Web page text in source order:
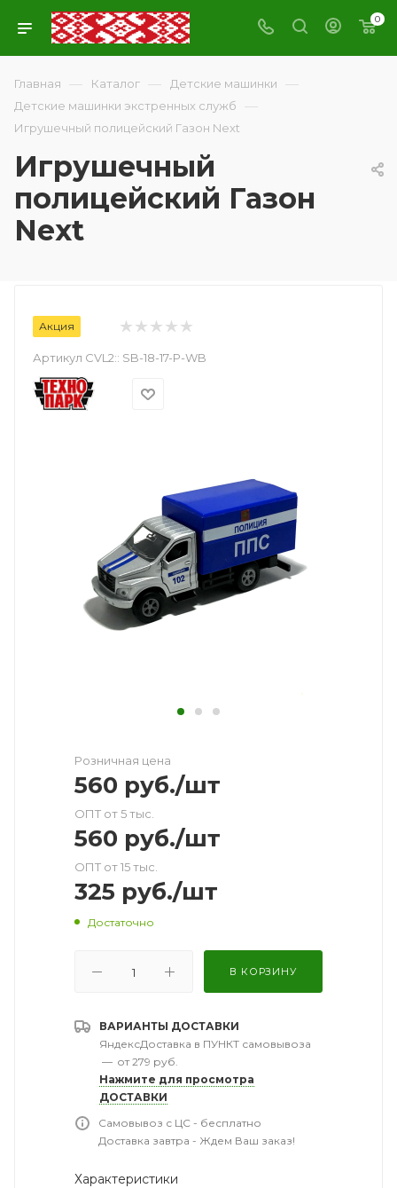
0
Главная — Каталог — Детские машинки —
Детские машинки экстренных служб —
Игрушечный полицейский Газон Next
Игрушечный
полицейский Газон
Next
Акция
Артикул CVL2:: SB-18-17-P-WB
Розничная цена
560 руб./шт
ОПТ от 5 тыс.
560 руб./шт
ОПТ от 15 тыс.
325 руб./шт
Достаточно
В КОРЗИНУ
ВАРИАНТЫ ДОСТАВКИ
ЯндексДоставка в ПУНКТ самовывоза
— от 279 руб.
Нажмите для просмотра
ДОСТАВКИ
Самовывоз с ЦС - бесплатно
Доставка завтра - Ждем Ваш заказ!
Характеристики